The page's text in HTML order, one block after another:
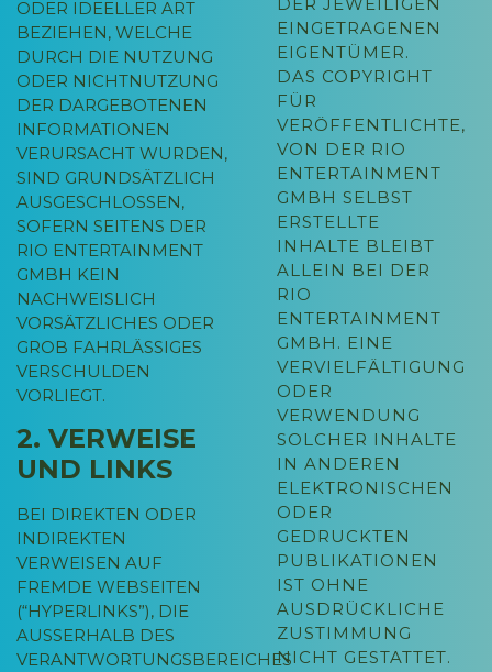
ODER IDEELLER ART
BEZIEHEN, WELCHE
DURCH DIE NUTZUNG
ODER NICHTNUTZUNG
DER DARGEBOTENEN
INFORMATIONEN
VERURSACHT WURDEN,
SIND GRUNDSÄTZLICH
AUSGESCHLOSSEN,
SOFERN SEITENS DER
RIO ENTERTAINMENT
GMBH KEIN
NACHWEISLICH
VORSÄTZLICHES ODER
GROB FAHRLÄSSIGES
VERSCHULDEN
VORLIEGT.
2. VERWEISE
UND LINKS
BEI DIREKTEN ODER
INDIREKTEN
VERWEISEN AUF
FREMDE WEBSEITEN
(“HYPERLINKS”), DIE
AUSSERHALB DES V
ERANTWORTUNGSBEREICHES D
EINGETRAGENEN
EIGENTÜMER.
DAS COPYRIGHT
FÜR
VERÖFFENTLICHTE,
VON DER RIO
ENTERTAINMENT
GMBH SELBST
ERSTELLTE
INHALTE BLEIBT
ALLEIN BEI DER
RIO
ENTERTAINMENT
GMBH. EINE
VERVIELFÄLTIGUNG
ODER
VERWENDUNG
SOLCHER INHALTE
IN ANDEREN
ELEKTRONISCHEN
ODER
GEDRUCKTEN
PUBLIKATIONEN
IST OHNE
AUSDRÜCKLICHE
ZUSTIMMUNG
NICHT GESTATTET.